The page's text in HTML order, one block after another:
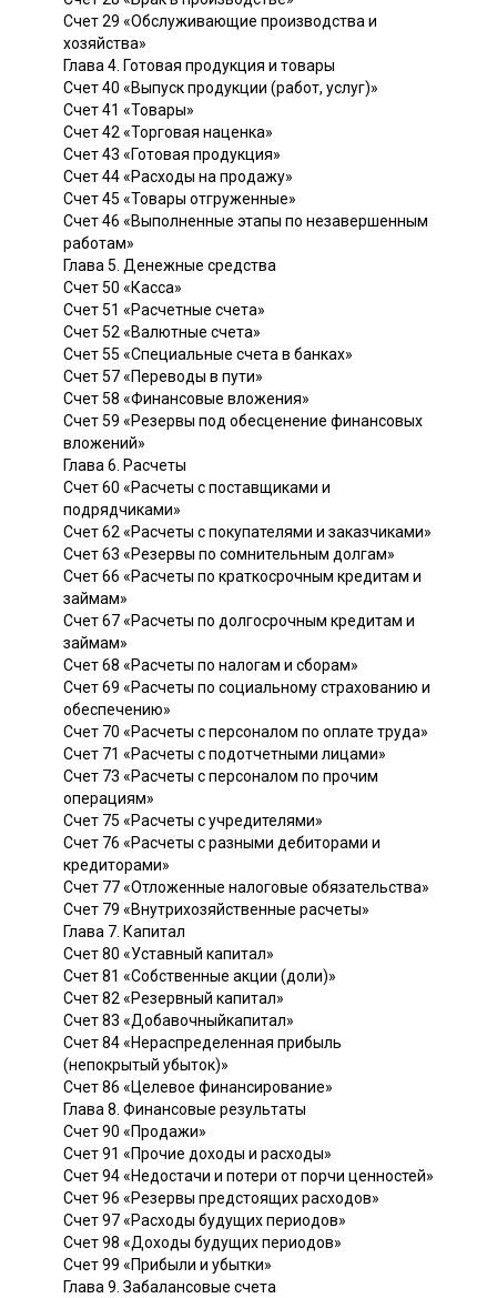
Счет 29 «Обслуживающие производства и
хозяйства»
Глава 4. Готовая продукция и товары
Счет 40 «Выпуск продукции (работ, услуг)»
Счет 41 «Товары»
Счет 42 «Торговая наценка»
Счет 43 «Готовая продукция»
Счет 44 «Расходы на продажу»
Счет 45 «Товары отгруженные»
Счет 46 «Выполненные этапы по незавершенным
работам»
Глава 5. Денежные средства
Счет 50 «Касса»
Счет 51 «Расчетные счета»
Счет 52 «Валютные счета»
Счет 55 «Специальные счета в банках»
Счет 57 «Переводы в пути»
Счет 58 «Финансовые вложения»
Счет 59 «Резервы под обесценение финансовых
вложений»
Глава 6. Расчеты
Счет 60 «Расчеты с поставщиками и
подрядчиками»
Счет 62 «Расчеты с покупателями и заказчиками»
Счет 63 «Резервы по сомнительным долгам»
Счет 66 «Расчеты по краткосрочным кредитам и
займам»
Счет 67 «Расчеты по долгосрочным кредитам и
займам»
Счет 68 «Расчеты по налогам и сборам»
Счет 69 «Расчеты по социальному страхованию и
обеспечению»
Счет 70 «Расчеты с персоналом по оплате труда»
Счет 71 «Расчеты с подотчетными лицами»
Счет 73 «Расчеты с персоналом по прочим
операциям»
Счет 75 «Расчеты с учредителями»
Счет 76 «Расчеты с разными дебиторами и
кредиторами»
Счет 77 «Отложенные налоговые обязательства»
Счет 79 «Внутрихозяйственные расчеты»
Глава 7. Капитал
Счет 80 «Уставный капитал»
Счет 81 «Собственные акции (доли)»
Счет 82 «Резервный капитал»
Счет 83 «Добавочныйкапитал»
Счет 84 «Нераспределенная прибыль
(непокрытый убыток)»
Счет 86 «Целевое финансирование»
Глава 8. Финансовые результаты
Счет 90 «Продажи»
Счет 91 «Прочие доходы и расходы»
Счет 94 «Недостачи и потери от порчи ценностей»
Счет 96 «Резервы предстоящих расходов»
Счет 97 «Расходы будущих периодов»
Счет 98 «Доходы будущих периодов»
Счет 99 «Прибыли и убытки»
Глава 9. Забалансовые счета